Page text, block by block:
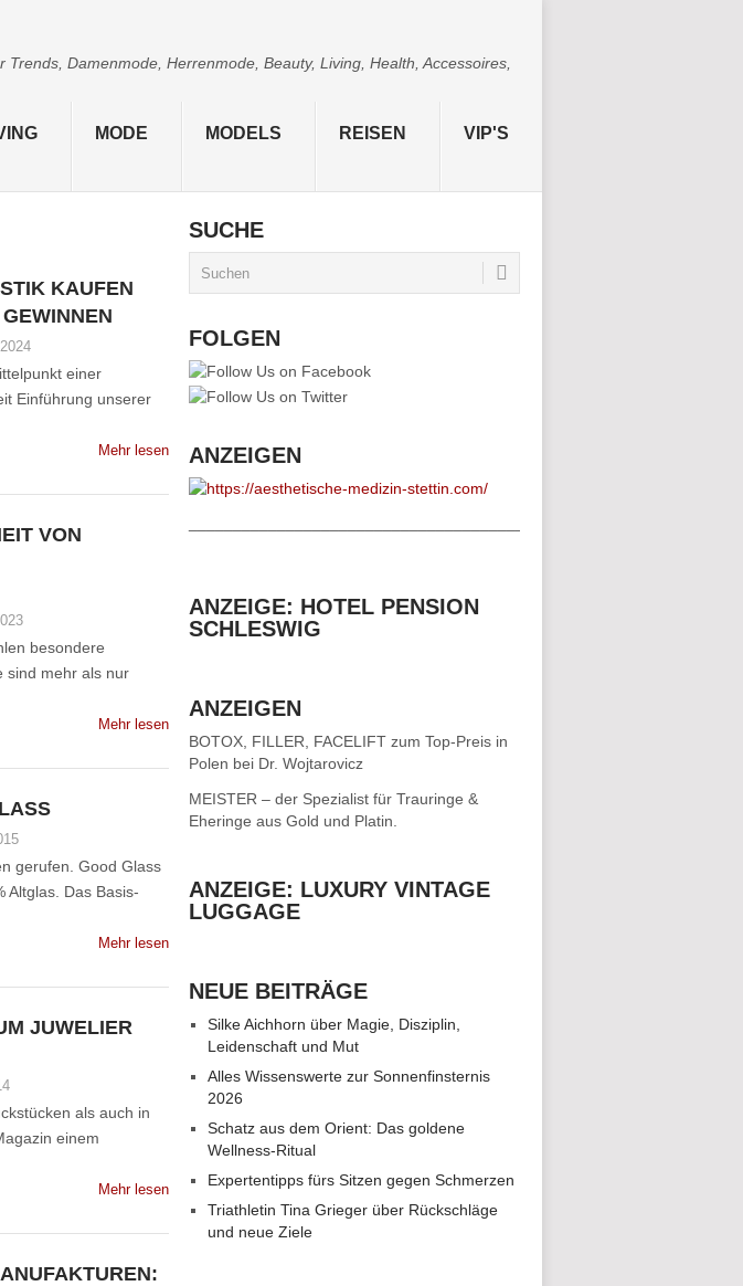
Trends, Damenmode, Herrenmode, Beauty, Living, Health, Accessoires,
MODE MODELS REISEN VIP'S
KAUFEN
einer
Einführung unserer
Mehr lesen
VON
besondere
sind mehr als nur
Mehr lesen
gerufen. Good Glass
Altglas. Das Basis-
Mehr lesen
JUWELIER
als auch in
einem
Mehr lesen
SUCHE
FOLGEN
ANZEIGEN
ANZEIGE: HOTEL PENSION
SCHLESWIG
ANZEIGEN
BOTOX, FILLER, FACELIFT zum Top-Preis in
Polen bei Dr. Wojtarovicz
MEISTER – der Spezialist für Trauringe &
Eheringe aus Gold und Platin.
ANZEIGE: LUXURY VINTAGE
LUGGAGE
NEUE BEITRÄGE
Silke Aichhorn über Magie, Disziplin,
Leidenschaft und Mut
Alles Wissenswerte zur Sonnenfinsternis
2026
Schatz aus dem Orient: Das goldene
Wellness-Ritual
Expertentipps fürs Sitzen gegen Schmerzen
Triathletin Tina Grieger über Rückschläge
und neue Ziele